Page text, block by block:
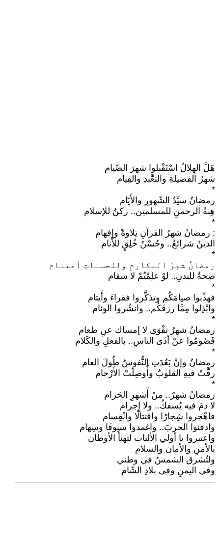
هَلَّ الهِلالُ اسْتَقْبلوا شهرَ الصِّيام
شهرُ الفضيلةِ والتعَّبدِ والقِيام
*
رمضانُ سيِّدُ الشّهورِ والأَيّام
هِبةُ الرحمنِ للمسلمين.. ركنٌ للإسلام
*
: رمضانُ شهرُ القرآنِ تِلاوةً وإِفهام
الدينُ شرائعٌ.. وحُسْنُ خُلِقٍ للأَنام
*
رمضانُ شهرُ المكارمِ وللحسناتِ ٱغتنام
صِحةٌ للبدنِ.. لوْ علِمْتُمْ لا سقام
*
فهذِّبوا صيامَكُم وتذكَّروا فقراءَ وأَيتام
وابْذِلوا مِمَّا رزقَكُم.. وانشُروا الوِئام
*
رمضانُ شهرُ تقْوَى لا إمساك عنِ طعام
فَصُومُوا عنْ أذَى الناسِ.. بالفعلِ والكَلام
*
رمضانُ وإنْ بَعُدَتِ النُّفوسُ طُولَ العام
رقَّتْ فيهِ القلوبُ وأُوصِلَتْ الأَرْحام
*
رمضانُ شهرٌ.. منْ أَشهرِ الحَرام
لا دمَ فيه يُسفكُ.. ولا إِجرام
فاهْجروا شِجارًا واقتتالًا وانْقِسام
وادفنوا الحربَ.. واغمدوا سيوفَا وسِهام
واعتبروا يا أولي الألباب لتهنأَ الأوطان
بالأمنِ والأمان والسلام
ولتُشرق الشمسُ في وطني
وفي اليمنِ وفي بلادِ الشّام